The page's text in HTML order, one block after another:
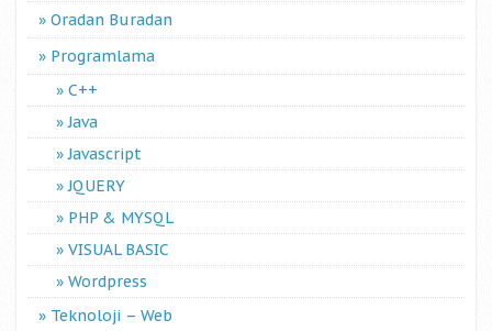
Oradan Buradan
Programlama
C++
Java
Javascript
JQUERY
PHP & MYSQL
VISUAL BASIC
Wordpress
Teknoloji – Web